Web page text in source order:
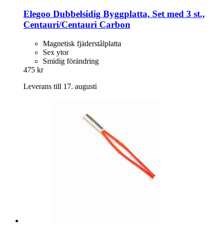
Elegoo Dubbelsidig Byggplatta, Set med 3 st.,
Centauri/Centauri Carbon
Magnetisk fjäderstålplatta
Sex ytor
Smidig förändring
475 kr
Leverans till 17. augusti